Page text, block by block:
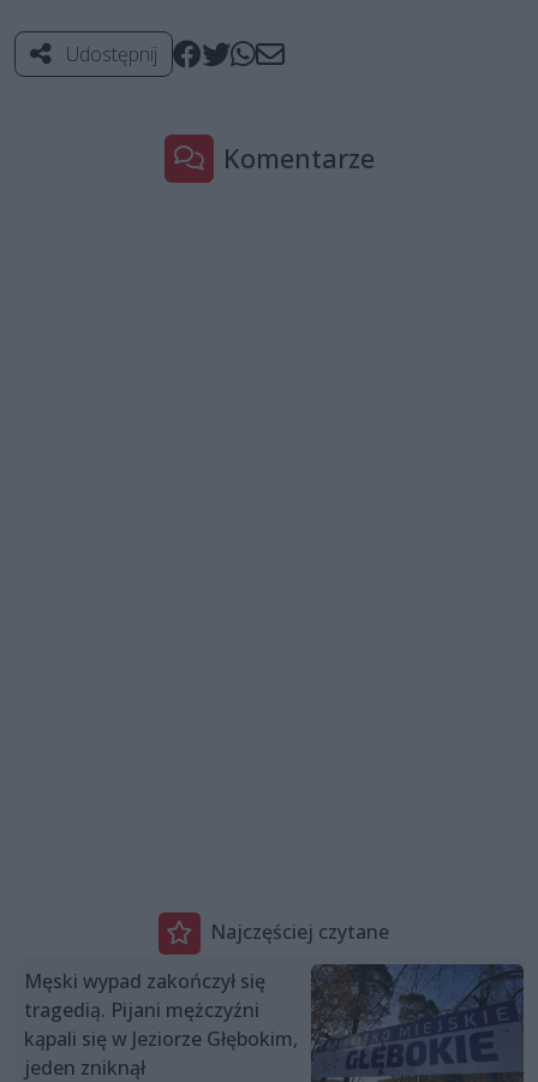
Udostępnij
Komentarze
Najczęściej czytane
Męski wypad zakończył się
tragedią. Pijani mężczyźni
kąpali się w Jeziorze Głębokim,
jeden zniknął